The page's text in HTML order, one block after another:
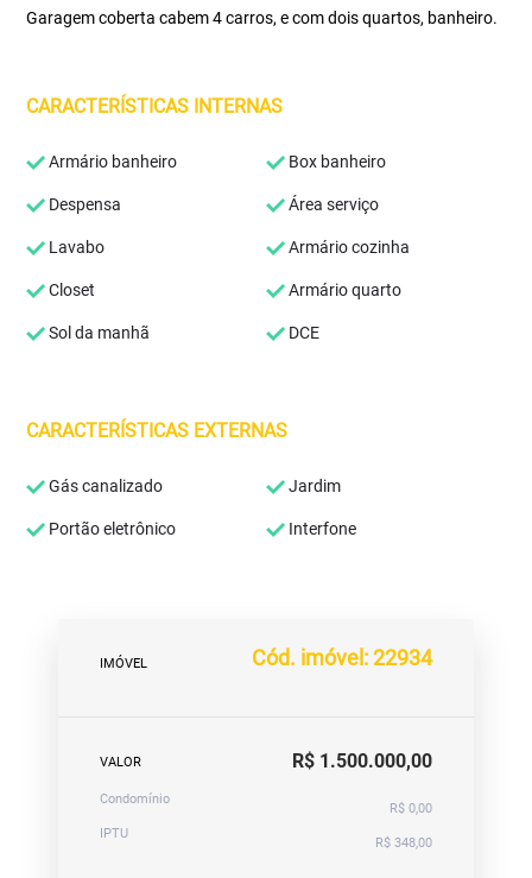
Garagem coberta cabem 4 carros, e com dois quartos, banheiro.
CARACTERÍSTICAS INTERNAS
Armário banheiro Box banheiro
Despensa Área serviço
Lavabo Armário cozinha
Closet Armário quarto
Sol da manhã DCE
CARACTERÍSTICAS EXTERNAS
Gás canalizado Jardim
Portão eletrônico Interfone
IMÓVEL Cód. imóvel: 22934
VALOR R$ 1.500.000,00
Condomínio
R$ 0,00
IPTU
R$ 348,00